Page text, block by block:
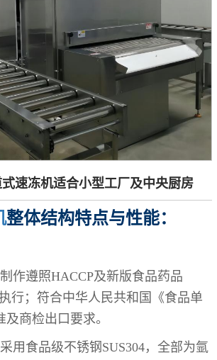
速冻机适合小型工厂及中央厨房
整体结构特点与性能：
作遵照HACCP及新版食品药品
行；符合中华人民共和国《食品单
商检出口要求。
用 食品级不锈钢 SUS304，全部为氩